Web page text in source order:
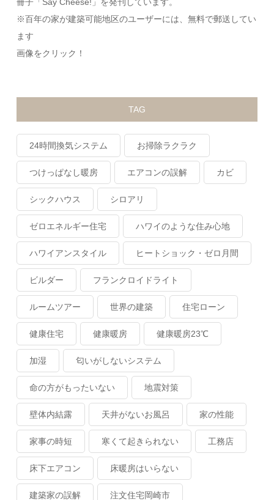
※百年の家が建築可能地区のユーザーには、無料で郵送してい
ます
画像をクリック！
TAG
24時間換気システム お掃除ラクラク
つけっぱなし暖房 エアコンの誤解 カビ
シックハウス シロアリ
ゼロエネルギー住宅 ハワイのような住み心地
ハワイアンスタイル ヒートショック・ゼロ月間
ビルダー フランクロイドライト
ルームツアー 世界の建築 住宅ローン
健康住宅 健康暖房 健康暖房23℃
加湿 匂いがしないシステム
命の方がもったいない 地震対策
壁体内結露 天井がないお風呂 家の性能
家事の時短 寒くて起きられない 工務店
床下エアコン 床暖房はいらない
建築家の誤解 注文住宅岡崎市